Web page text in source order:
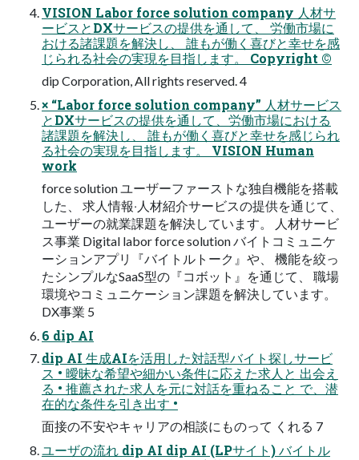
VISION Labor force solution company ⼈材サ
ービスとDXサービスの提供を通して、 労働市場に
おける諸課題を解決し、 誰もが働く喜びと幸せを感
じられる社会の実現を⽬指します。 Copyright ©
dip Corporation, All rights reserved. 4
× “Labor force solution company” ⼈材サービス
とDXサービスの提供を通して、労働市場における
諸課題を解決し、 誰もが働く喜びと幸せを感じられ
る社会の実現を⽬指します。 VISION Human
work
force solution ユーザーファーストな独⾃機能を搭載
した、 求⼈情報‧⼈材紹介サービスの提供を通じて、
ユーザーの就業課題を解決しています。 ⼈材サービ
ス事業 Digital labor force solution バイトコミュニケ
ーションアプリ『バイトルトーク』や、 機能を絞っ
たシンプルなSaaS型の『コボット』を通じて、 職場
環境やコミュニケーション課題を解決しています。
DX事業 5
6 dip AI
dip AI ⽣成AIを活⽤した対話型バイト探しサービ
ス • 曖昧な希望や細かい条件に応えた求⼈と 出会え
る • 推薦された求⼈を元に対話を重ねること で、潜
在的な条件を引き出す •
⾯接の不安やキャリアの相談にものって くれる 7
ユーザの流れ dip AI dip AI (LPサイト) バイトル